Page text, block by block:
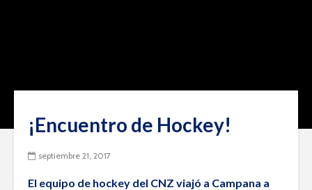
¡Encuentro de Hockey!
septiembre 21, 2017
El equipo de hockey del CNZ viajó a Campana a